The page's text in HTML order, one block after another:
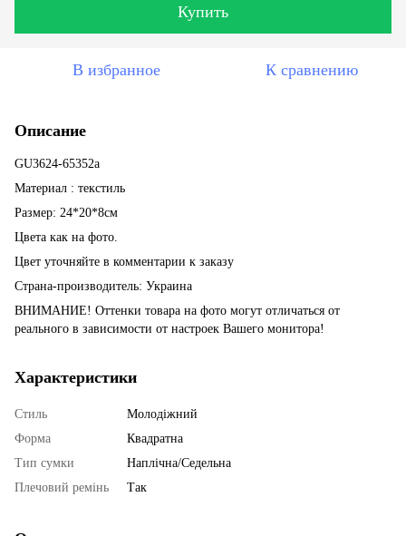
Купить
В избранное К сравнению
Описание
GU3624-65352a
Материал : текстиль
Размер: 24*20*8см
Цвета как на фото.
Цвет уточняйте в комментарии к заказу
Страна-производитель: Украина
ВНИМАНИЕ! Оттенки товара на фото могут отличаться от
реального в зависимости от настроек Вашего монитора!
Характеристики
Стиль
Молодіжний
Форма
Квадратна
Тип сумки
Наплічна/Седельна
Плечовий ремінь
Так